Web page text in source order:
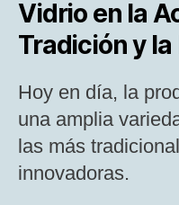
Vidrio en la
Tradición y
Hoy en día, la
una amplia
las más
innovadoras.